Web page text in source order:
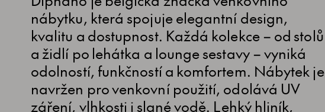
nábytku, která spojuje elegantní design,
kvalitu a dostupnost. Každá kolekce – od stolů
a židlí po lehátka a lounge sestavy – vyniká
odolností, funkčností a komfortem. Nábytek je
navržen pro venkovní použití, odolává UV
záření, vlhkosti i slané vodě. Lehký hliník,